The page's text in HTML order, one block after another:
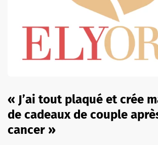
« J’ai tout plaqué et crée
de cadeaux de couple
cancer »